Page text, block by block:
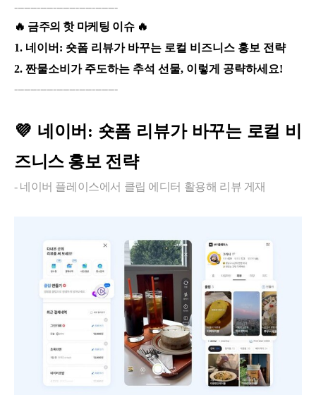
--------------------------------
🔥 금주의 핫 마케팅 이슈 🔥
1. 네이버: 숏폼 리뷰가 바꾸는 로컬 비즈니스 홍보 전략
2. 짠물소비가 주도하는 추석 선물, 이렇게 공략하세요!
--------------------------------
💜 네이버: 숏폼 리뷰가 바꾸는 로컬 비
즈니스 홍보 전략
- 네이버 플레이스에서 클립 에디터 활용해 리뷰 게재